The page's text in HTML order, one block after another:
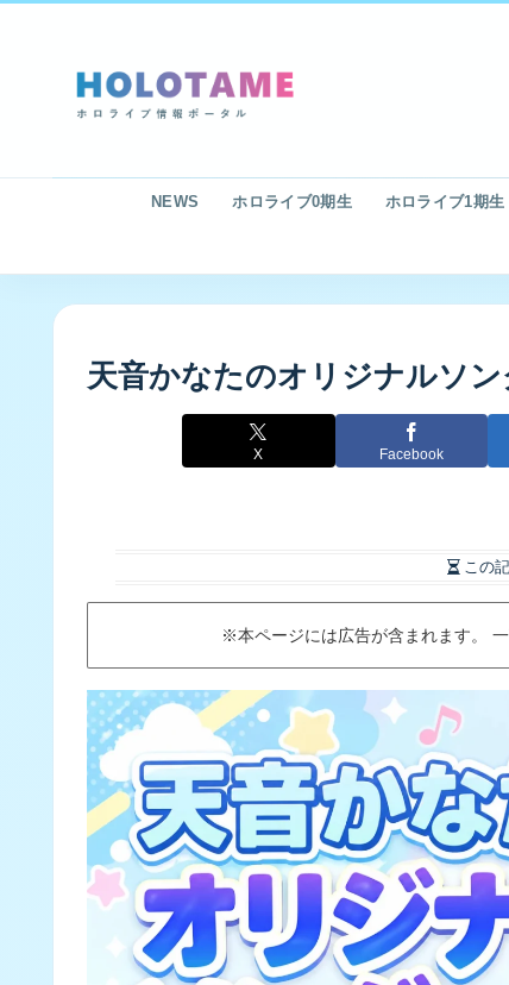
NEWS ホロライブ0期生 ホロライブ1期生
天音かなたのオリジナルソン
X Facebook
この
※本ページには広告が含まれます。